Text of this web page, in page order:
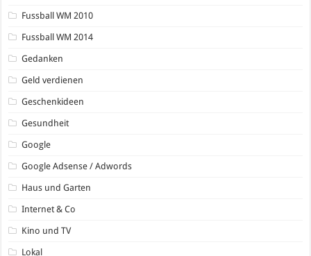
Fussball WM 2010
Fussball WM 2014
Gedanken
Geld verdienen
Geschenkideen
Gesundheit
Google
Google Adsense / Adwords
Haus und Garten
Internet & Co
Kino und TV
Lokal